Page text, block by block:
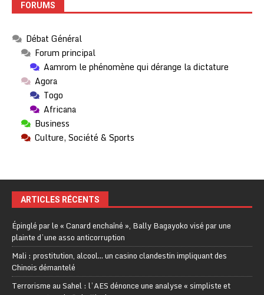
FORUMS
Débat Général
Forum principal
Aamrom le phénomène qui dérange la dictature
Agora
Togo
Africana
Business
Culture, Société & Sports
ARTICLES RÉCENTS
Épinglé par le « Canard enchaîné », Bally Bagayoko visé par une
plainte d’une asso anticorruption
Mali : prostitution, alcool… un casino clandestin impliquant des
Chinois démantelé
Terrorisme au Sahel : l’AES dénonce une analyse « simpliste et